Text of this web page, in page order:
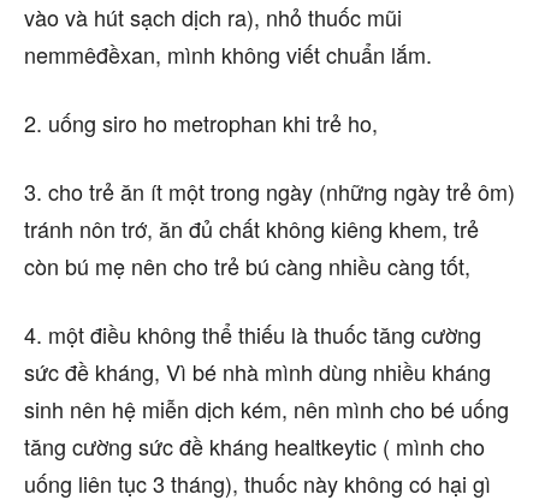
vào và hút sạch dịch ra), nhỏ thuốc mũi
nemmêđềxan, mình không viết chuẩn lắm.
2. uống siro ho metrophan khi trẻ ho,
3. cho trẻ ăn ít một trong ngày (những ngày trẻ ôm)
tránh nôn trớ, ăn đủ chất không kiêng khem, trẻ
còn bú mẹ nên cho trẻ bú càng nhiều càng tốt,
4. một điều không thể thiếu là thuốc tăng cường
sức đề kháng, Vì bé nhà mình dùng nhiều kháng
sinh nên hệ miễn dịch kém, nên mình cho bé uống
tăng cường sức đề kháng healtkeytic ( mình cho
uống liên tục 3 tháng), thuốc này không có hại gì